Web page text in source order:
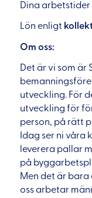
Dina
Lön enligt
Om oss:
Det är vi som är
utveckling. För
utveckling för
person, på rätt
Idag ser ni våra
leverera pallar
på
Men det är bara
oss arbetar